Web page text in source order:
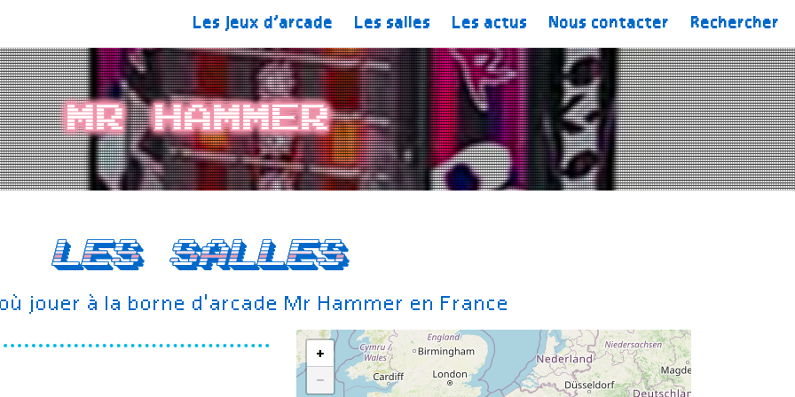
Les jeux d’arcade Les salles Les actus Nous contacter Rechercher
Mr Hammer
Les salles
jouer à la borne d'arcade Mr Hammer en France
+
−